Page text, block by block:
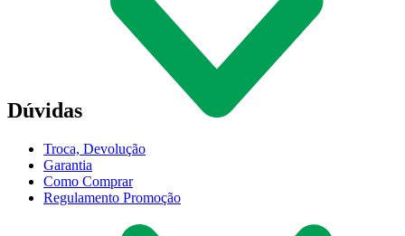
Dúvidas
Troca, Devolução
Garantia
Como Comprar
Regulamento Promoção